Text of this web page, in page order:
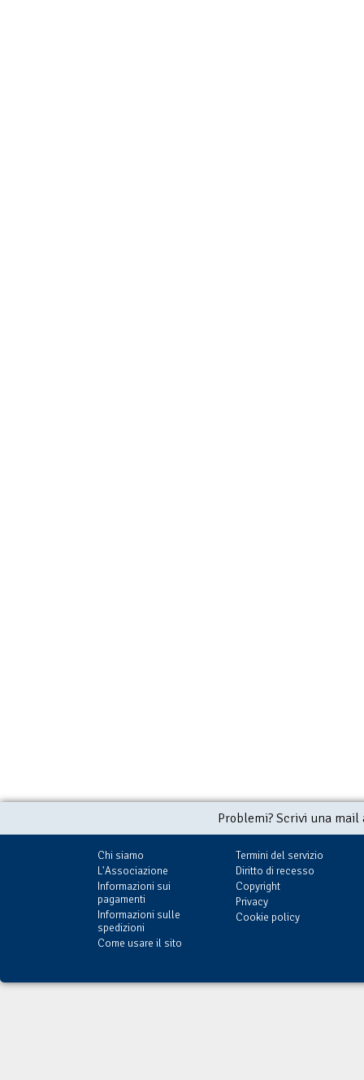
Problemi? Scrivi una
Chi siamo
L'Associazione
Informazioni sui
pagamenti
Informazioni sulle
spedizioni
Come usare il sito
Termini del servizio
Diritto di recesso
Copyright
Privacy
Cookie policy